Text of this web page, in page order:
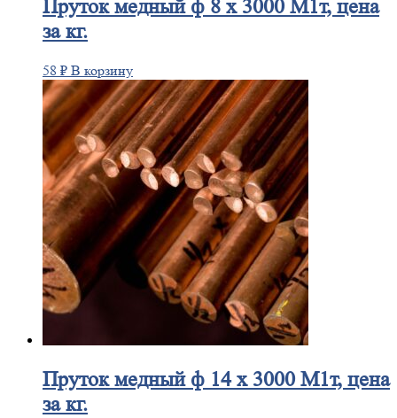
Прутокмедный ф 8 х 3000 М1т, цена
за кг.
58 ₽ В корзину
Прутокмедный ф 14 х 3000 М1т, цена
за кг.